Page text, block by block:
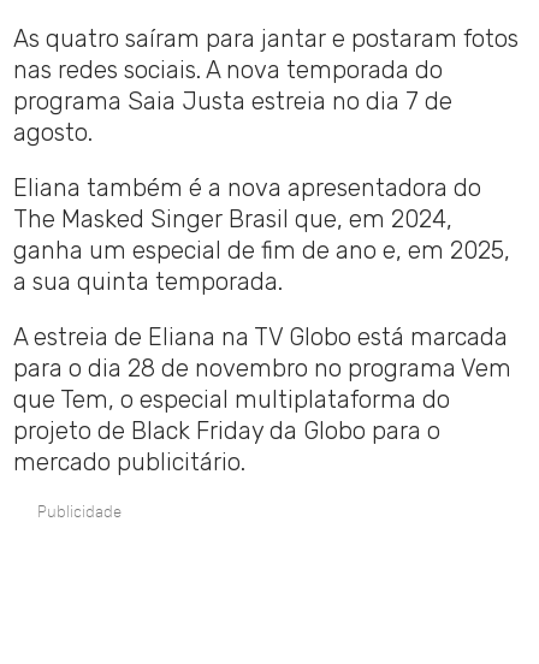
As quatro saíram para jantar e postaram fotos
nas redes sociais. A nova temporada do
programa Saia Justa estreia no dia 7 de
agosto.
Eliana também é a nova apresentadora do
The Masked Singer Brasil que, em 2024,
ganha um especial de fim de ano e, em 2025,
a sua quinta temporada.
A estreia de Eliana na TV Globo está marcada
para o dia 28 de novembro no programa Vem
que Tem, o especial multiplataforma do
projeto de Black Friday da Globo para o
mercado publicitário.
Publicidade